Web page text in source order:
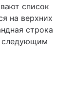
список
на верхних
строка
следующим